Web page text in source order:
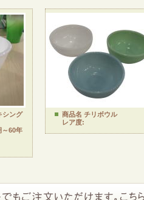
シング
～60年
商品名 チリボウル
レア度: